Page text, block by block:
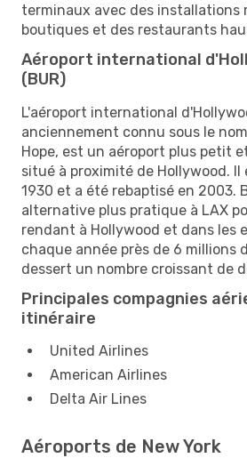
terminaux avec des installations
boutiques et des restaurants
Aéroport international
(BUR)
L'aéroport international
anciennement connu sous le
Hope, est un aéroport plus petit
situé à proximité de Hollywood.
1930 et a été rebaptisé en 2003.
alternative plus pratique à LAX
rendant à Hollywood et dans les
chaque année près de 6 millions
dessert un nombre croissant de
Principales compagnies
itinéraire
United Airlines
American Airlines
Delta Air Lines
Aéroports de New York